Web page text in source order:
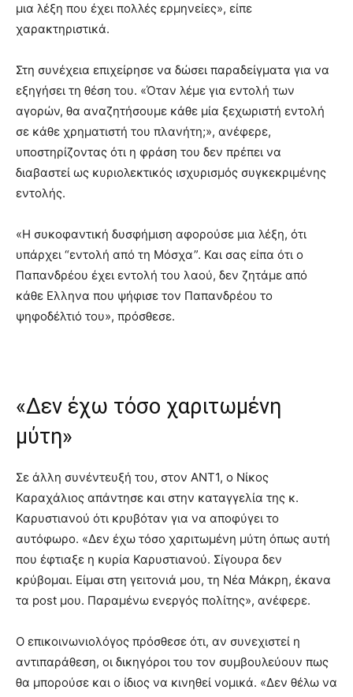
μια λέξη που έχει πολλές ερμηνείες», είπε
χαρακτηριστικά.
Στη συνέχεια επιχείρησε να δώσει παραδείγματα για να
εξηγήσει τη θέση του. «Όταν λέμε για εντολή των
αγορών, θα αναζητήσουμε κάθε μία ξεχωριστή εντολή
σε κάθε χρηματιστή του πλανήτη;», ανέφερε,
υποστηρίζοντας ότι η φράση του δεν πρέπει να
διαβαστεί ως κυριολεκτικός ισχυρισμός συγκεκριμένης
εντολής.
«Η συκοφαντική δυσφήμιση αφορούσε μια λέξη, ότι
υπάρχει “εντολή από τη Μόσχα”. Και σας είπα ότι ο
Παπανδρέου έχει εντολή του λαού, δεν ζητάμε από
κάθε Ελληνα που ψήφισε τον Παπανδρέου το
ψηφοδέλτιό του», πρόσθεσε.
«Δεν έχω τόσο χαριτωμένη
μύτη»
Σε άλλη συνέντευξή του, στον ΑΝΤ1, ο Νίκος
Καραχάλιος απάντησε και στην καταγγελία της κ.
Καρυστιανού ότι κρυβόταν για να αποφύγει το
αυτόφωρο. «Δεν έχω τόσο χαριτωμένη μύτη όπως αυτή
που έφτιαξε η κυρία Καρυστιανού. Σίγουρα δεν
κρύβομαι. Είμαι στη γειτονιά μου, τη Νέα Μάκρη, έκανα
τα post μου. Παραμένω ενεργός πολίτης», ανέφερε.
Ο επικοινωνιολόγος πρόσθεσε ότι, αν συνεχιστεί η
αντιπαράθεση, οι δικηγόροι του τον συμβουλεύουν πως
θα μπορούσε και ο ίδιος να κινηθεί νομικά. «Δεν θέλω να